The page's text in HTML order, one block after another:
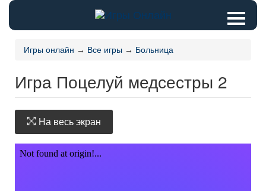
Игры онлайн → Все игры → Больница
Игра Поцелуй медсестры 2
На весь экран